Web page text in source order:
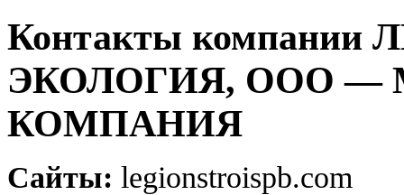
Контакты
ЭКОЛОГИЯ, ООО
КОМПАНИЯ
Сайты: legionstroispb.com